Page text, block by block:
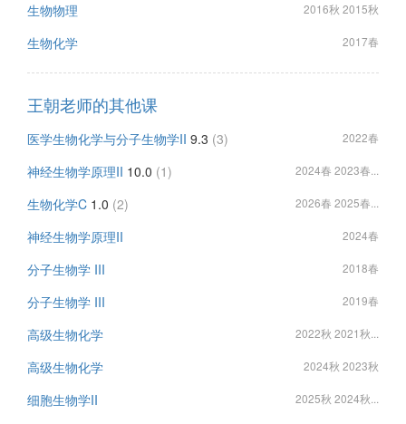
生物物理 2016秋 2015秋
生物化学 2017春
王朝老师的其他课
医学生物化学与分子生物学II 9.3 (3) 2022春
神经生物学原理II 10.0 (1) 2024春 2023春...
生物化学C 1.0 (2) 2026春 2025春...
神经生物学原理II 2024春
分子生物学 III 2018春
分子生物学 III 2019春
高级生物化学 2022秋 2021秋...
高级生物化学 2024秋 2023秋
细胞生物学II 2025秋 2024秋...